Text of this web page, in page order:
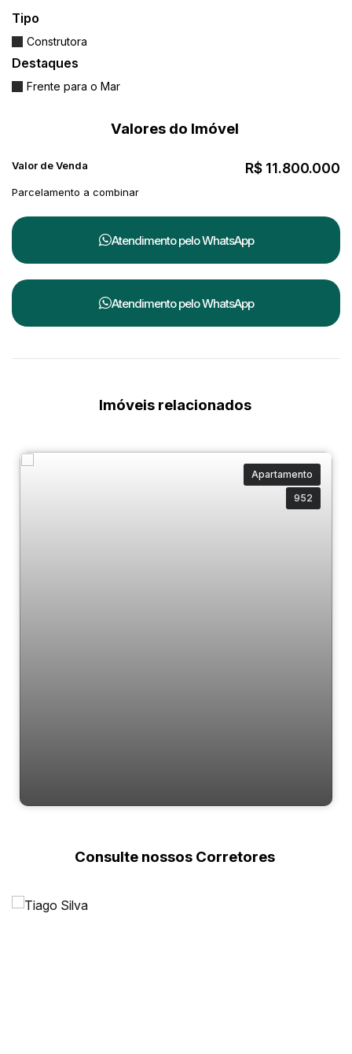
Tipo
Construtora
Destaques
Frente para o Mar
Valores do Imóvel
R$ 11.800.000
Valor de Venda
Parcelamento a combinar
Atendimento peloWhatsApp
Atendimento peloWhatsApp
Imóveis relacionados
Apartamento
952
Consulte nossos Corretores